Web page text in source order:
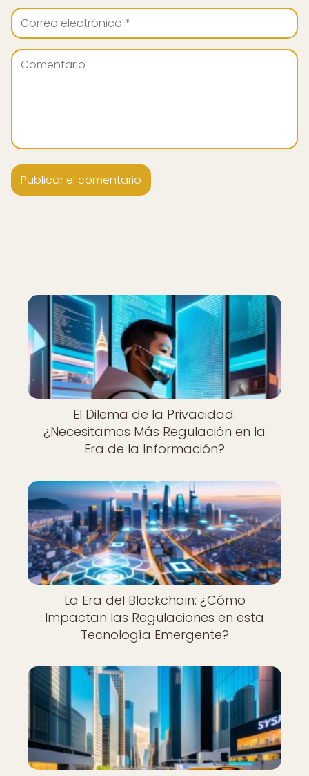
El Dilema de la Privacidad:
¿Necesitamos Más Regulación en la
Era de la Información?
La Era del Blockchain: ¿Cómo
Impactan las Regulaciones en esta
Tecnología Emergente?